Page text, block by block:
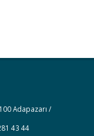
Adapazarı /
43 44